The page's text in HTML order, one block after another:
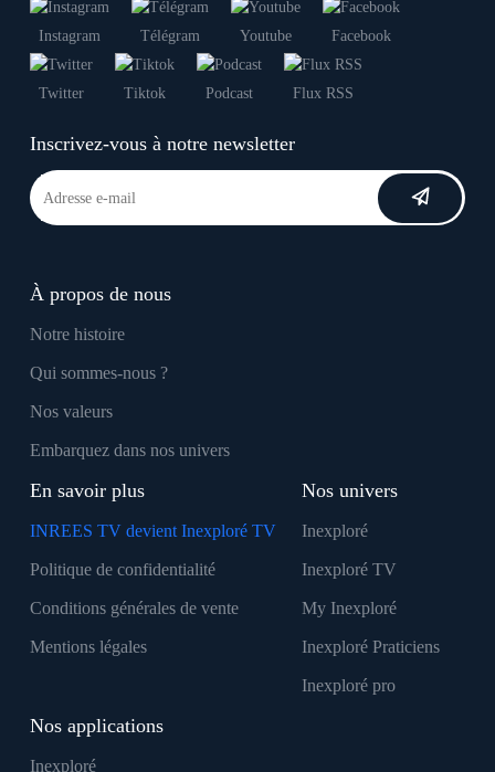
Instagram Télégram Youtube Facebook
Twitter Tiktok Podcast Flux RSS
Inscrivez-vous à notre newsletter
À propos de nous
Notre histoire
Qui sommes-nous ?
Nos valeurs
Embarquez dans nos univers
En savoir plus
INREES TV devient Inexploré TV
Politique de confidentialité
Conditions générales de vente
Mentions légales
Nos univers
Inexploré
Inexploré TV
My Inexploré
Inexploré Praticiens
Inexploré pro
Nos applications
Inexploré